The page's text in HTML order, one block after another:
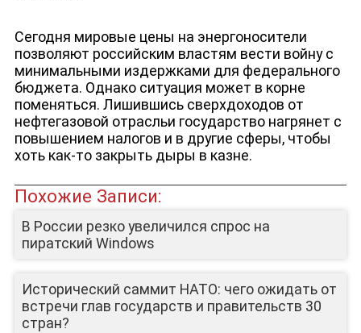
Сегодня мировые цены на энергоносители
позволяют российским властям вести войну с
минимальными издержками для федерального
бюджета. Однако ситуация может в корне
поменяться. Лишившись сверхдоходов от
нефтегазовой отрасльи государство нагрянет с
повышением налогов и в другие сферы, чтобы
хоть как-то закрыть дыры в казне.
Похожие Записи:
В России резко увеличился спрос на
пиратский Windows
Исторический саммит НАТО: чего ожидать от
встречи глав государств и правительств 30
стран?